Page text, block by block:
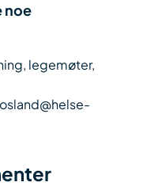
noe
legemøter,